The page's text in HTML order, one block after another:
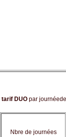
tarif DUOpar journée
Nbre de journées